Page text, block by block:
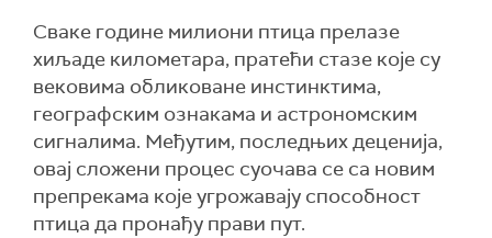
Сваке године милиони птица прелазе
хиљаде километара, пратећи стазе које су
вековима обликоване инстинктима,
географским ознакама и астрономским
сигналима. Међутим, последњих деценија,
овај сложени процес суочава се са новим
препрекама које угрожавају способност
птица да пронађу прави пут.